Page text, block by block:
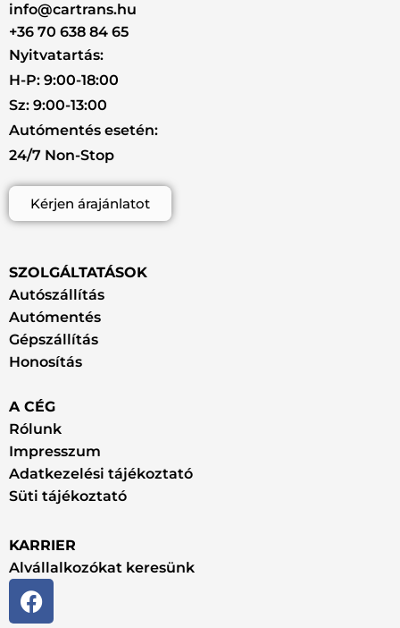
info@cartrans.hu
+36 70 638 84 65
Nyitvatartás:
H-P: 9:00-18:00
Sz: 9:00-13:00
Autómentés esetén:
24/7 Non-Stop
Kérjen árajánlatot
SZOLGÁLTATÁSOK
Autószállítás
Autómentés
Gépszállítás
Honosítás
A CÉG
Rólunk
Impresszum
Adatkezelési tájékoztató
Süti tájékoztató
KARRIER
Alvállalkozókat keresünk